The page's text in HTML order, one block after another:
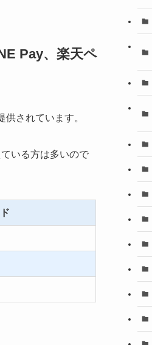
Pay、楽天ペ
されています。
いる方は多いので